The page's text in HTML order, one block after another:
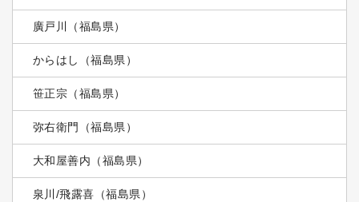
廣戸川（福島県）
からはし（福島県）
笹正宗（福島県）
弥右衛門（福島県）
大和屋善内（福島県）
泉川/飛露喜（福島県）